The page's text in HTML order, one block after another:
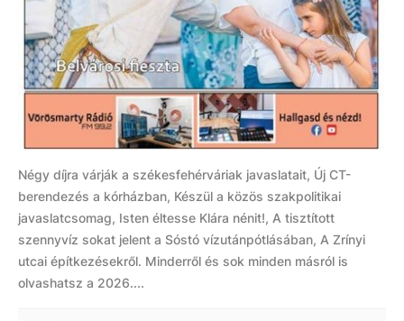
Négy díjra várják a székesfehérváriak javaslatait, Új CT-
berendezés a kórházban, Készül a közös szakpolitikai
javaslatcsomag, Isten éltesse Klára nénit!, A tisztított
szennyvíz sokat jelent a Sóstó vízutánpótlásában, A Zrínyi
utcai építkezésekről. Minderről és sok minden másról is
olvashatsz a 2026....